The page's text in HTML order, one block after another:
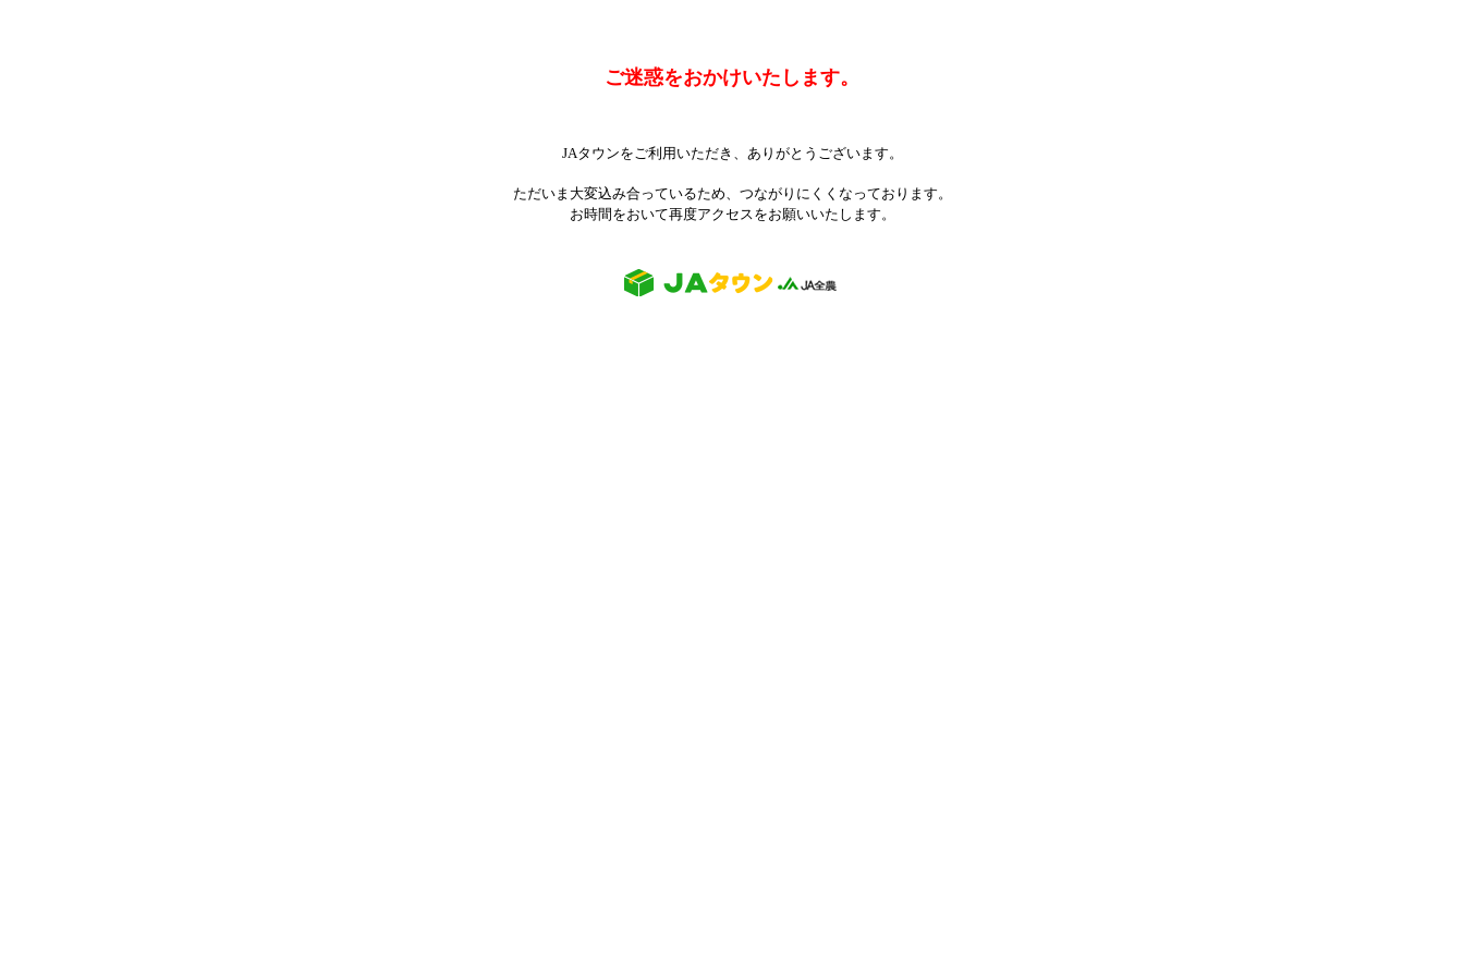
ご迷惑をおかけいたします。
JAタウンをご利用いただき、ありがとうございます。
ただいま大変込み合っているため、つながりにくくなっております。
お時間をおいて再度アクセスをお願いいたします。